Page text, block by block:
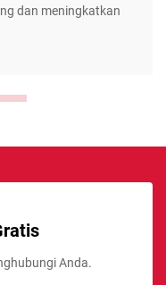
dan meningkatkan
Anda.